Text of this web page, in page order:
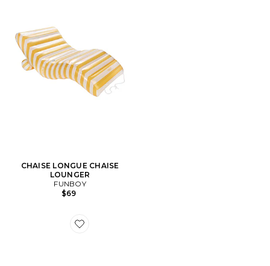
CHAISE LONGUE CHAISE
LOUNGER
FUNBOY
$69
Favorite Leisure Island